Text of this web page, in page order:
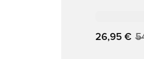
26,95 €